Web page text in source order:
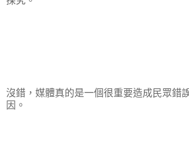
沒錯，媒體真的是一個很重要造成民眾錯
因。